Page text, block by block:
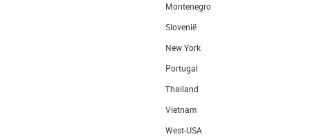
Montenegro
Slovenië
New York
Portugal
Thailand
Vietnam
West-USA